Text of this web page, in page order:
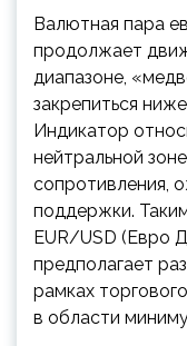
Валютная пара
продолжает
диапазоне,
закрепиться
Индикатор
нейтральной
сопротивления,
поддержки.
EUR/USD (Евро
предполагает
рамках
в области